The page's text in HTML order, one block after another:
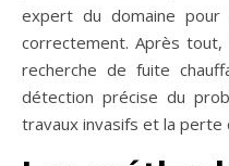
expert du domaine pour
correctement. Après
recherche de fuite
détection précise du
travaux invasifs et la perte